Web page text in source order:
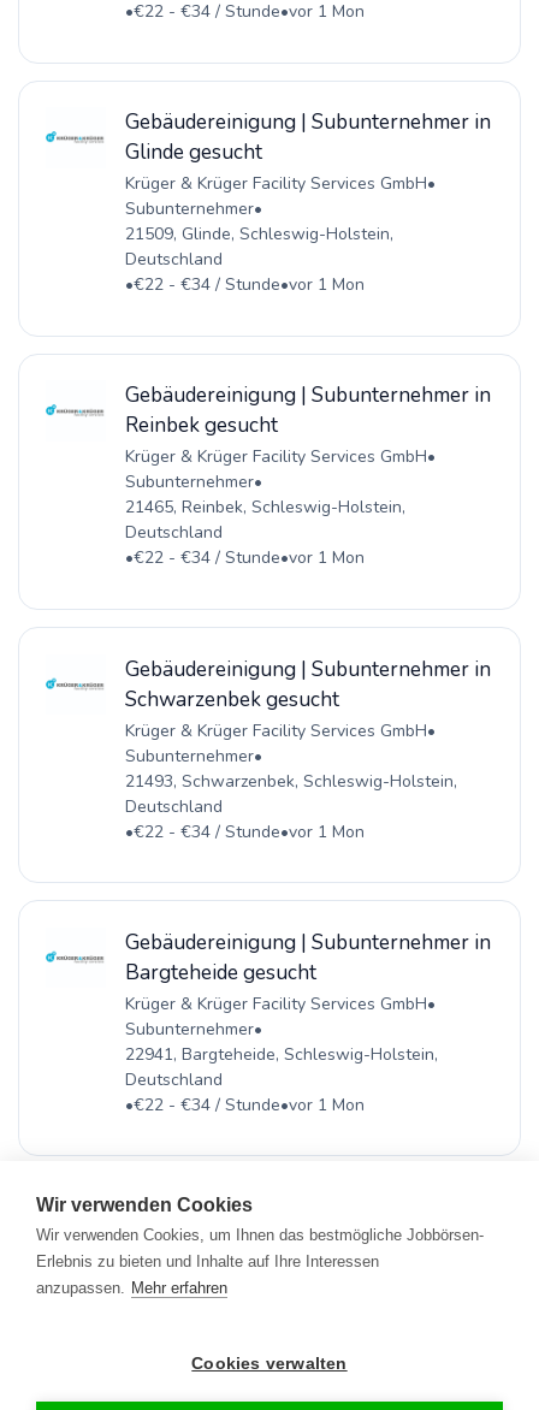
•€22 - €34 / Stunde•vor 1 Mon
Gebäudereinigung | Subunternehmer in
Glinde gesucht
Krüger & Krüger Facility Services GmbH•
Subunternehmer•
21509, Glinde, Schleswig-Holstein,
Deutschland
•€22 - €34 / Stunde•vor 1 Mon
Gebäudereinigung | Subunternehmer in
Reinbek gesucht
Krüger & Krüger Facility Services GmbH•
Subunternehmer•
21465, Reinbek, Schleswig-Holstein,
Deutschland
•€22 - €34 / Stunde•vor 1 Mon
Gebäudereinigung | Subunternehmer in
Schwarzenbek gesucht
Krüger & Krüger Facility Services GmbH•
Subunternehmer•
21493, Schwarzenbek, Schleswig-Holstein,
Deutschland
•€22 - €34 / Stunde•vor 1 Mon
Gebäudereinigung | Subunternehmer in
Bargteheide gesucht
Krüger & Krüger Facility Services GmbH•
Subunternehmer•
22941, Bargteheide, Schleswig-Holstein,
Deutschland
•€22 - €34 / Stunde•vor 1 Mon
Registrieren•Alle Jobs•Blog•Rahmen- und Lohntarifvertrag
Kontakt•Datenschutz
Portale GmbH
Wir verwenden Cookies
Wir verwenden Cookies, um Ihnen das bestmögliche Jobbörsen-
Erlebnis zu bieten und Inhalte auf Ihre Interessen
anzupassen. Mehr erfahren
Cookies verwalten